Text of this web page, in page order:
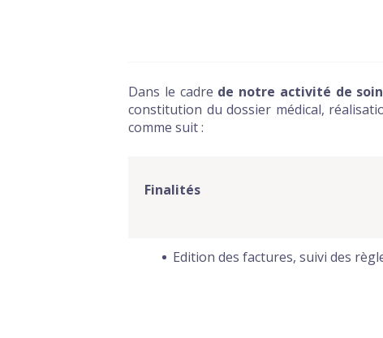
Dans le cadre de notre activité de
constitution du dossier médical,
comme suit :
Finalités
Edition des factures, suivi des